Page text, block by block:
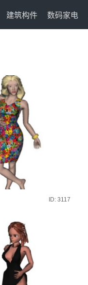
建筑构件 数码家电
ID: 3117